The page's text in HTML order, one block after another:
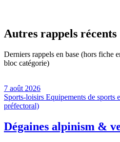
Autres rappels récents
Derniers rappels en base (hors fiche
bloc catégorie)
7 août 2026
Sports-loisirs Equipements de sports
préfectoral)
Dégaines alpinism &